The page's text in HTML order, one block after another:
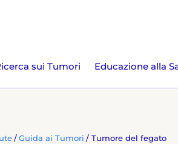
sui Tumori Educazione alla
Guida ai Tumori Tumore del fegato